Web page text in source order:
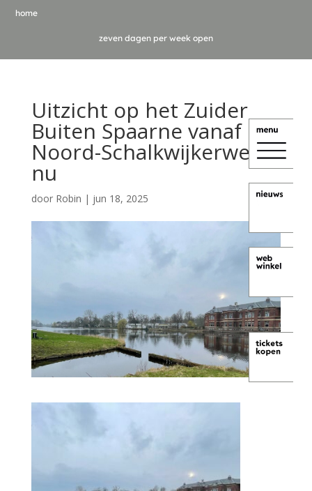
home
zeven dagen per week open
Uitzicht op het Zuider
Buiten Spaarne vanaf de
Noord-Schalkwijkerweg –
nu
door Robin | jun 18, 2025